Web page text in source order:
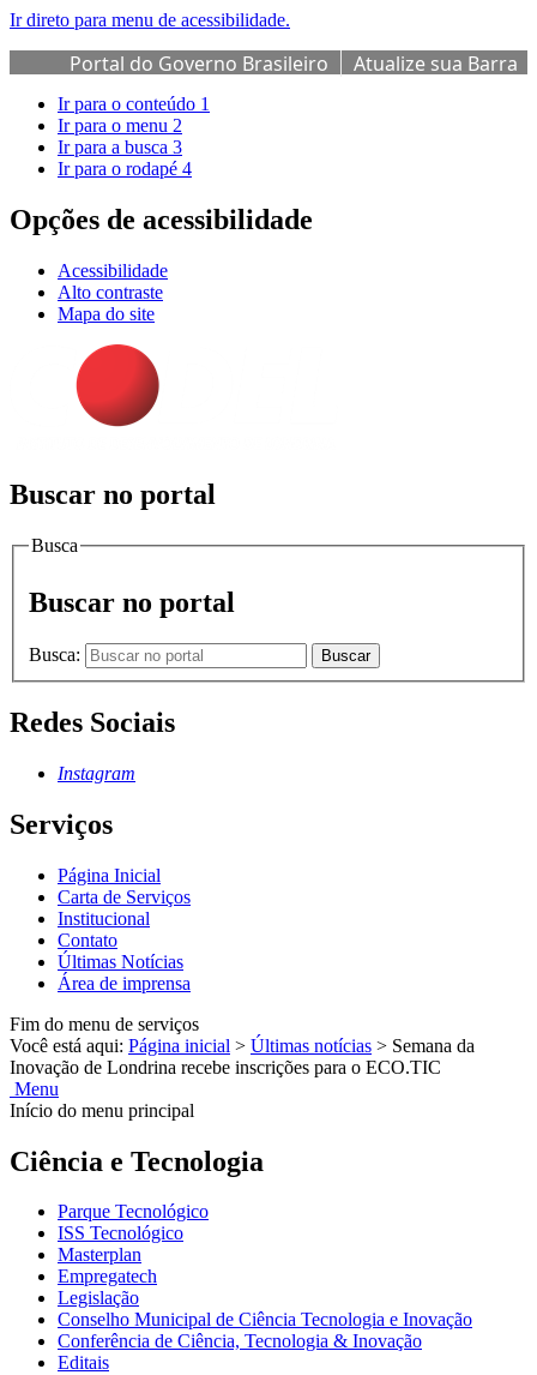
Ir direto para menu de acessibilidade.
Portal do Governo Brasileiro
Atualize sua Barra
de Governo
Ir para o conteúdo 1
Ir para o menu 2
Ir para a busca 3
Ir para o rodapé 4
Opções de acessibilidade
Acessibilidade
Alto contraste
Mapa do site
Buscar no portal
Busca
Buscar no portal
Busca: Buscar
Redes Sociais
Instagram
Serviços
Página Inicial
Carta de Serviços
Institucional
Contato
Últimas Notícias
Área de imprensa
Fim do menu de serviços
Você está aqui: Página inicial > Últimas notícias > Semana da
Inovação de Londrina recebe inscrições para o ECO.TIC
Menu
Início do menu principal
Ciência e Tecnologia
Parque Tecnológico
ISS Tecnológico
Masterplan
Empregatech
Legislação
Conselho Municipal de Ciência Tecnologia e Inovação
Conferência de Ciência, Tecnologia & Inovação
Editais